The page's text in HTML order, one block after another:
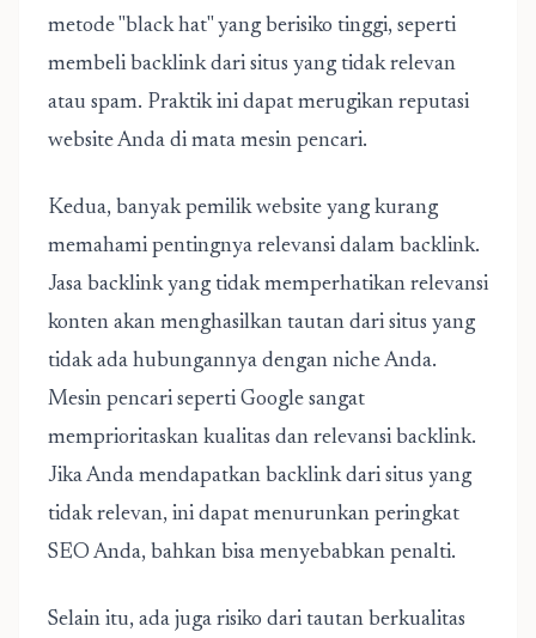
metode "black hat" yang berisiko tinggi, seperti
membeli backlink dari situs yang tidak relevan
atau spam. Praktik ini dapat merugikan reputasi
website Anda di mata mesin pencari.
Kedua, banyak pemilik website yang kurang
memahami pentingnya relevansi dalam backlink.
Jasa backlink yang tidak memperhatikan relevansi
konten akan menghasilkan tautan dari situs yang
tidak ada hubungannya dengan niche Anda.
Mesin pencari seperti Google sangat
memprioritaskan kualitas dan relevansi backlink.
Jika Anda mendapatkan backlink dari situs yang
tidak relevan, ini dapat menurunkan peringkat
SEO Anda, bahkan bisa menyebabkan penalti.
Selain itu, ada juga risiko dari tautan berkualitas